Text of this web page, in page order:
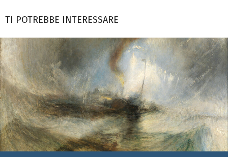
TI POTREBBE INTERESSARE